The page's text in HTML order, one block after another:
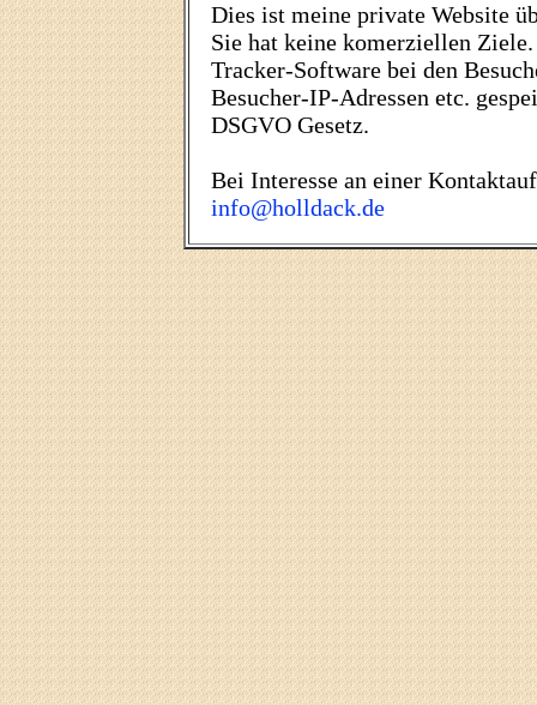
Dies ist meine private Website
Sie hat keine komerziellen
Tracker-Software bei den
Besucher-IP-Adressen etc.
DSGVO Gesetz.
Bei Interesse an einer
info@holldack.de